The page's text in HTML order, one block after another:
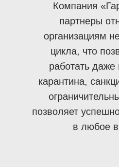
Компания
партнеры
организациям
цикла, что
работать даже
карантина,
позволяет
в любое